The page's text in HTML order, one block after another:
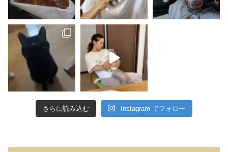
さらに読み込む Instagram でフォロー